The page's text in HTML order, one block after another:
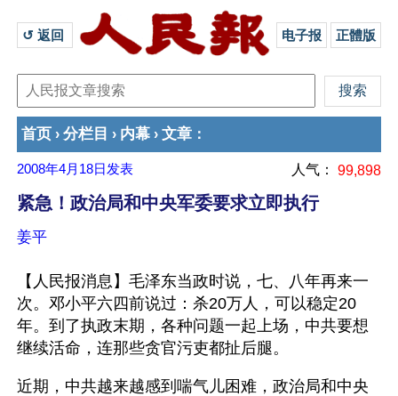
↺ 返回 电子报 正體版
首页 › 分栏目 › 内幕 › 文章 ：
2008年4月18日 发表 人气： 99,898
紧急！政治局和中央军委要求立即执行
姜平
【人民报消息】毛泽东当政时说，七、八年再来一
次。邓小平六四前说过：杀20万人，可以稳定20
年。到了执政末期，各种问题一起上场，中共要想
继续活命，连那些贪官污吏都扯后腿。
近期，中共越来越感到喘气儿困难，政治局和中央